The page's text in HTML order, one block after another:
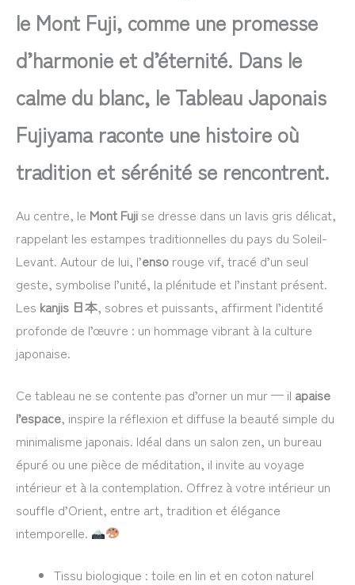
le Mont Fuji, comme une promesse
d’harmonie et d’éternité. Dans le
calme du blanc, le Tableau Japonais
Fujiyama raconte une histoire où
tradition et sérénité se rencontrent.
Au centre, le Mont Fuji se dresse dans un lavis gris délicat,
rappelant les estampes traditionnelles du pays du Soleil-
Levant. Autour de lui, l’enso rouge vif, tracé d’un seul
geste, symbolise l’unité, la plénitude et l’instant présent.
Les kanjis 日本, sobres et puissants, affirment l’identité
profonde de l’œuvre : un hommage vibrant à la culture
japonaise.
Ce tableau ne se contente pas d’orner un mur — il apaise
l’espace, inspire la réflexion et diffuse la beauté simple du
minimalisme japonais. Idéal dans un salon zen, un bureau
épuré ou une pièce de méditation, il invite au voyage
intérieur et à la contemplation. Offrez à votre intérieur un
souffle d’Orient, entre art, tradition et élégance
intemporelle.
Tissu biologique : toile en lin et en coton naturel